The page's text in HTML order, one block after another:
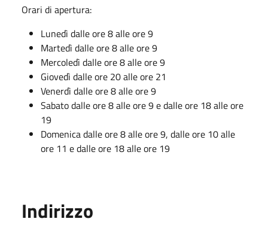
Orari di apertura:
Lunedì dalle ore 8 alle ore 9
Martedì dalle ore 8 alle ore 9
Mercoledì dalle ore 8 alle ore 9
Giovedì dalle ore 20 alle ore 21
Venerdì dalle ore 8 alle ore 9
Sabato dalle ore 8 alle ore 9 e dalle ore 18 alle ore
19
Domenica dalle ore 8 alle ore 9, dalle ore 10 alle
ore 11 e dalle ore 18 alle ore 19
Indirizzo